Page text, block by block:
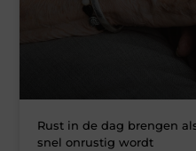
Rust in de dag brengen
snel onrustig wordt